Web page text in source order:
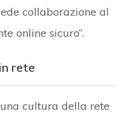
collaborazione al
online sicuro”.
rete
cultura della rete